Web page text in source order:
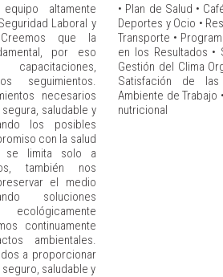
altamente
Laboral y
que la
por eso
seguimientos.
necesarios
saludable y
los posibles
con la salud
se limita solo a
también nos
el medio
soluciones
continuamente
ambientales.
a proporcionar
saludable y
• Plan de Salud •
Deportes y Ocio •
Transporte •
en los Resultados •
Gestión del Clima
Satisfación de
Ambiente de Trabajo
nutricional